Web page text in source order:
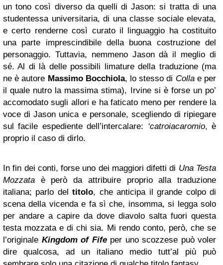
un tono così diverso da quelli di Jason: si tratta di una
studentessa universitaria, di una classe sociale elevata,
e certo renderne così curato il linguaggio ha costituito
una parte imprescindibile della buona costruzione del
personaggio. Tuttavia, nemmeno Jason dà il meglio di
sé. Al di là delle possibili limature della traduzione (ma
ne è autore Massimo Bocchiola, lo stesso di Collae per
il quale nutro la massima stima), Irvine si è forse un po’
accomodato sugli allori e ha faticato meno per rendere la
voce di Jason unica e personale, scegliendo di ripiegare
sul facile espediente dell’intercalare: ‘catroiacaromio, è
proprio il caso di dirlo.
In fin dei conti, forse uno dei maggiori difetti di Una Testa
Mozzata è però da attribuire proprio alla traduzione
italiana; parlo deltitolo, che anticipa il grande colpo di
scena della vicenda e fa sì che, insomma, si legga solo
per andare a capire da dove diavolo salta fuori questa
testa mozzata e di chi sia. Mi rendo conto, però, che se
l’originale Kingdom of Fifeper uno scozzese può voler
dire qualcosa, ad un italiano medio tutt’al più può